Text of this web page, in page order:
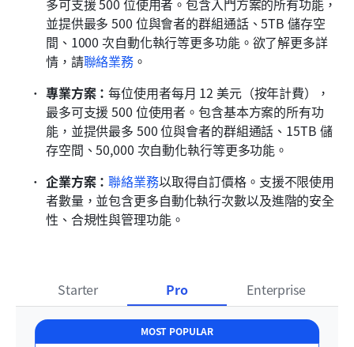
並提供最多 500 位與會者的群組通話、5TB 儲存空
間、1000 次自動化執行等更多功能。欲了解更多詳
情，請聯絡業務 。
專業方案：每位使用者每月 12 美元（按年計費），
最多可支援 500 位使用者。包含基本方案的所有功
能，並提供最多 500 位與會者的群組通話、15TB 儲
存空間、50,000 次自動化執行等更多功能。
企業方案：聯絡業務以取得自訂價格。支援不限使用
者數量，並包含更多自動化執行次數以及進階的安全
性、合規性與管理功能。
Starter Pro Enterprise
MOST POPULAR